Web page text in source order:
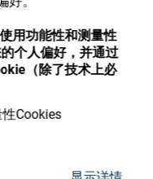
用功能性和测量性
个人偏好，并通过
（除了技术上必
Cookies
登录